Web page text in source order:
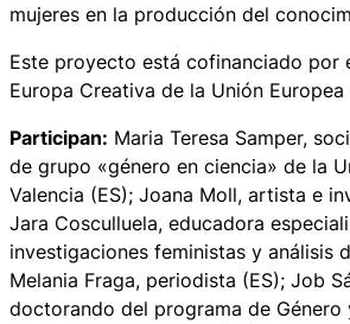
mujeres en la producción del
Este proyecto está cofinanciado por
Europa Creativa de la Unión Europea
Participan: Maria Teresa Samper,
de grupo «género en ciencia» de la
Valencia (ES); Joana Moll, artista e
Jara Cosculluela, educadora
investigaciones feministas y análisis
Melania Fraga, periodista (ES); Job
doctorando del programa de Género